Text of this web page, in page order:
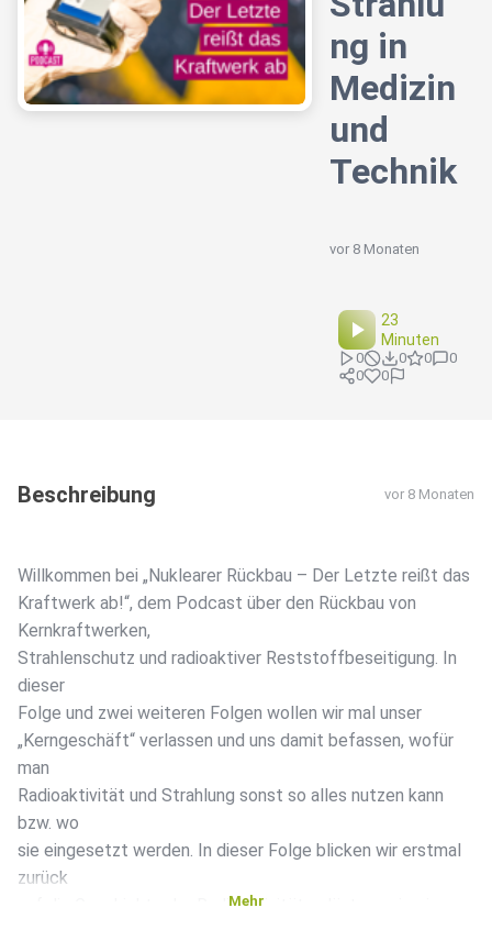
ng in
Medizin
und
Technik
vor 8 Monaten
23
Minuten
0 0 0
0
0
0
Beschreibung vor 8 Monaten
Willkommen bei „Nuklearer Rückbau – Der Letzte reißt das
Kraftwerk ab!“, dem Podcast über den Rückbau von
Kernkraftwerken,
Strahlenschutz und radioaktiver Reststoffbeseitigung. In
dieser
Folge und zwei weiteren Folgen wollen wir mal unser
„Kerngeschäft“ verlassen und uns damit befassen, wofür
man
Radioaktivität und Strahlung sonst so alles nutzen kann
bzw. wo
sie eingesetzt werden. In dieser Folge blicken wir erstmal
zurück
auf die Geschichte der Radioaktivität, erläutern wie ein
Mehr